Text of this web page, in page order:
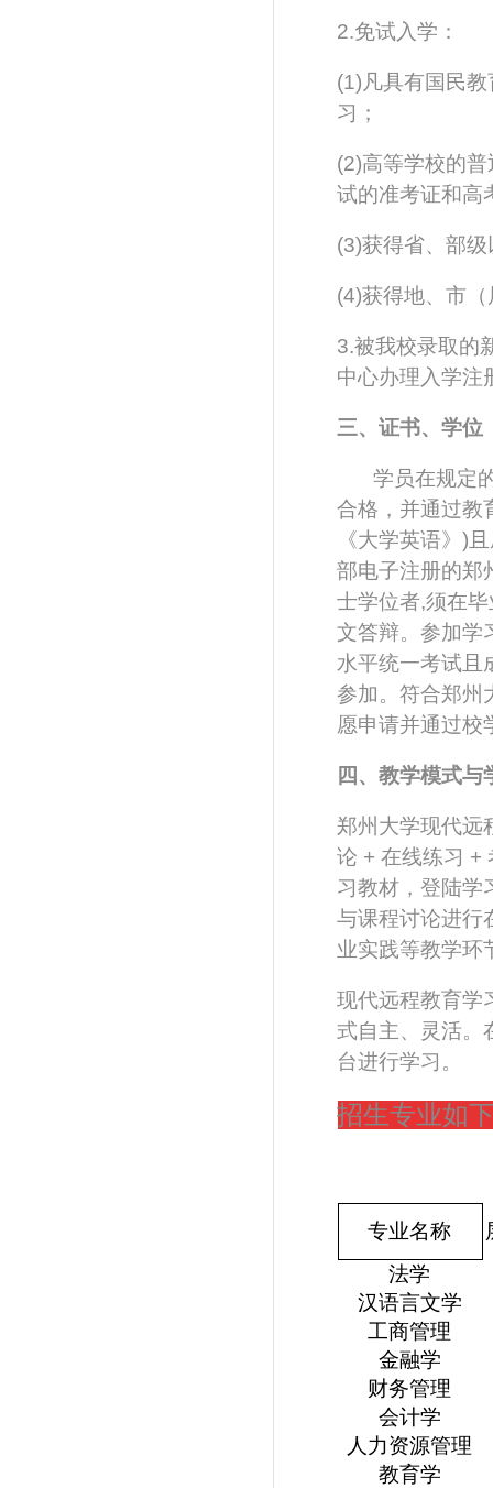
2.免试入学：
(1)凡具有国民
习；
(2)高等学校的
试的准考证和高
(3)获得省、部
(4)获得地、市
3.被我校录取的
中心办理入学注
三、证书、学位
学员在规定
合格，并通过教
《大学英语》)
部电子注册的郑
士学位者,须在
文答辩。参加学
水平统一考试且
参加。符合郑州
愿申请并通过校
四、教学模式与
郑州大学现代远
论 + 在线练习 +
习教材，登陆学
与课程讨论进行
业实践等教学环
现代远程教育学
式自主、灵活。
台进行学习。
招生专业如
专业名称
法学
汉语言文学
工商管理
金融学
财务管理
会计学
人力资源管理
教育学